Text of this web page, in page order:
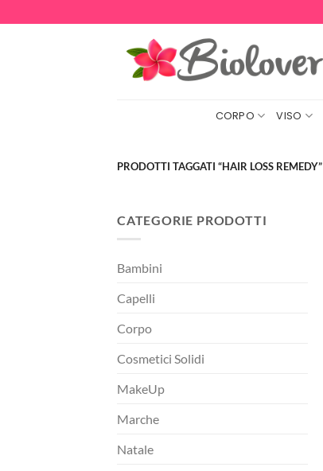
ai
CORPO VISO
PRODOTTI TAGGATI “HAIR LOSS REMEDY”
CATEGORIE PRODOTTI
Bambini
Capelli
Corpo
Cosmetici Solidi
MakeUp
Marche
Natale